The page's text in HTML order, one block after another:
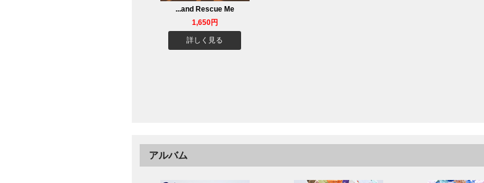
...and Rescue Me
1,650円
詳しく見る
アルバム